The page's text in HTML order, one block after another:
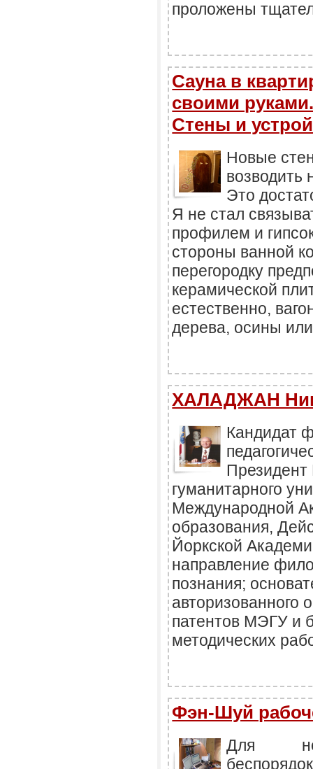
проложены
Сауна в
своими
Стены и
Новые
возводить
Это
Я не стал
профилем и
стороны ванной
перегородку
керамической
естественно,
дерева, осины
ХАЛАДЖАН
Кандидат
Президент
гуманитарного
Международной
образования,
Йоркской
направление
познания;
авторизованного
патентов МЭГУ и
методических
Фэн-Шуй
Для